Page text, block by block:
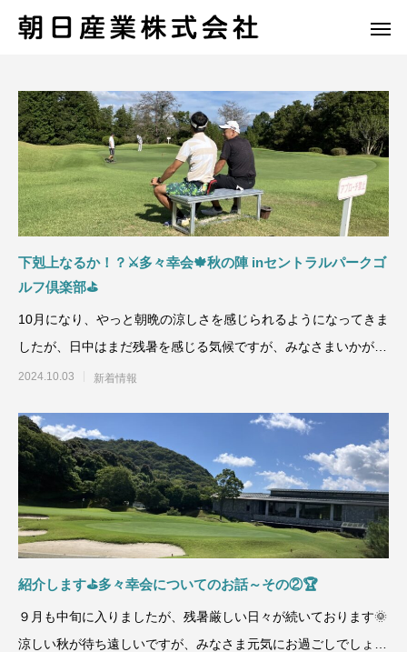
下剋上なるか！？⚔️多々幸会🍁秋の陣 inセントラルパークゴ
ルフ倶楽部⛳
10月になり、やっと朝晩の涼しさを感じられるようになってきま
したが、日中はまだ残暑を感じる気候ですが、みなさまいかがお
過ごしでしょうか？
2024.10.03 新着情報
紹介します⛳多々幸会についてのお話～その②🏆
９月も中旬に入りましたが、残暑厳しい日々が続いております🌞
涼しい秋が待ち遠しいですが、みなさま元気にお過ごしでしょう